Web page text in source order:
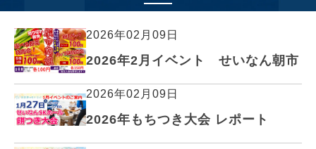
2026年02月09日
2026年2月イベント せいなん朝市
2026年02月09日
2026年もちつき大会 レポート